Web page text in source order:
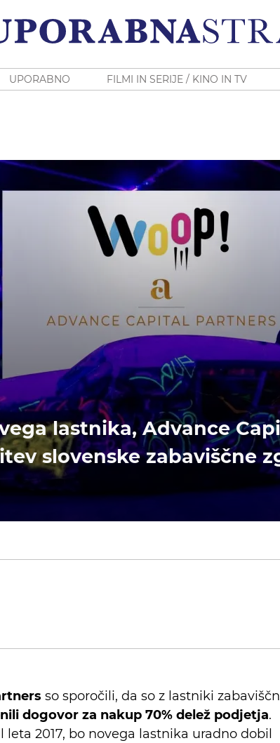
UPORABNO FILMI IN SERIJE / KINO IN TV
lastnika, Advance
slovenske zabaviščne
so sporočili, da so z lastniki
dogovor za nakup 70% delež podjetja.
2017, bo novega lastnika uradno dobil